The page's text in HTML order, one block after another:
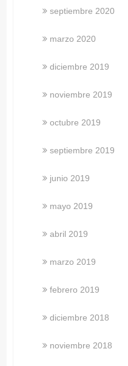
septiembre 2020
marzo 2020
diciembre 2019
noviembre 2019
octubre 2019
septiembre 2019
junio 2019
mayo 2019
abril 2019
marzo 2019
febrero 2019
diciembre 2018
noviembre 2018